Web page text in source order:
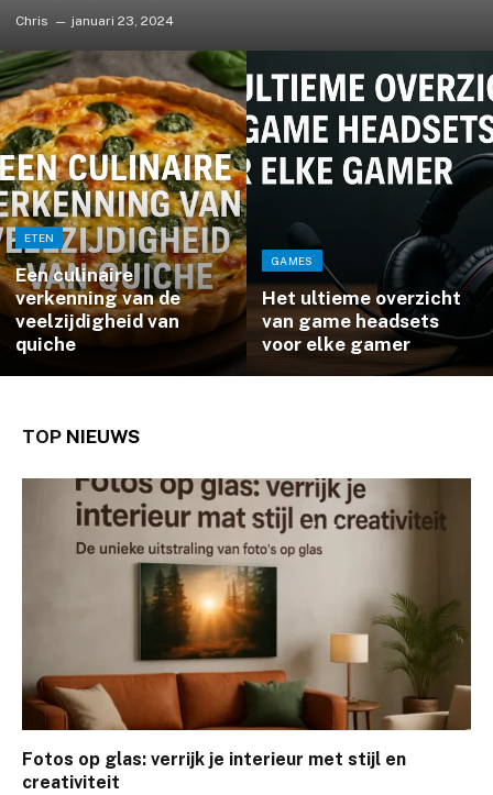
Chris januari 23, 2024
ETEN
Een culinaire
verkenning van de
veelzijdigheid van
quiche
GAMES
Het ultieme overzicht
van game headsets
voor elke gamer
TOP NIEUWS
Fotos op glas: verrijk je interieur met stijl en
creativiteit